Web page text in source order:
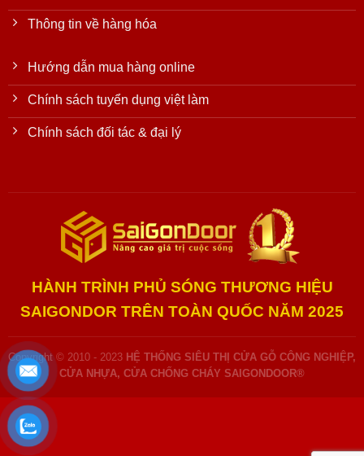
Thông tin về hàng hóa
Hướng dẫn mua hàng online
Chính sách tuyển dụng việt làm
Chính sách đối tác & đại lý
HÀNH TRÌNH PHỦ SÓNG THƯƠNG HIỆU
SAIGONDOR TRÊN TOÀN QUỐC NĂM 2025
Copyright © 2010 - 2023 HỆ THỐNG SIÊU THỊ CỬA GỖ CÔNG NGHIỆP,
CỬA NHỰA, CỬA CHỐNG CHÁY SAIGONDOOR®